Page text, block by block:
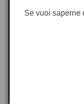
Se vuoi saperne